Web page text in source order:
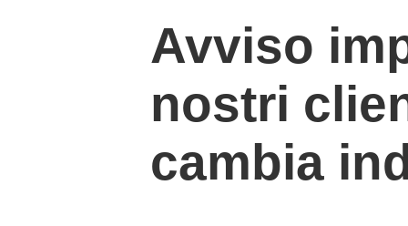
Avviso
nostri
cambia